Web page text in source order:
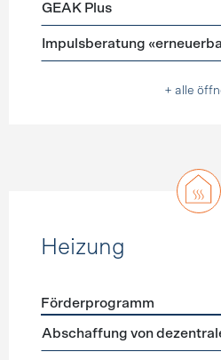
GEAK Plus
Impulsberatung
+ alle
Heizung
Förderprogramme Heizung
Förderprogramm
Abschaffung von